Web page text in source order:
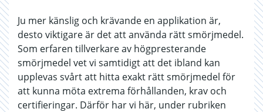
Ju mer känslig och krävande en applikation är,
desto viktigare är det att använda rätt smörjmedel.
Som erfaren tillverkare av högpresterande
smörjmedel vet vi samtidigt att det ibland kan
upplevas svårt att hitta exakt rätt smörjmedel för
att kunna möta extrema förhållanden, krav och
certifieringar. Därför har vi här, under rubriken